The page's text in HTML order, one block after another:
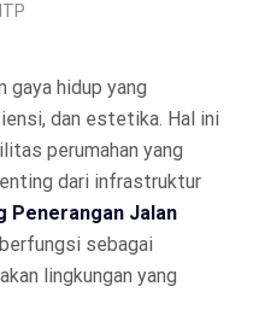
gaya hidup yang
dan estetika. Hal ini
perumahan yang
dari infrastruktur
Penerangan Jalan
sebagai
lingkungan yang